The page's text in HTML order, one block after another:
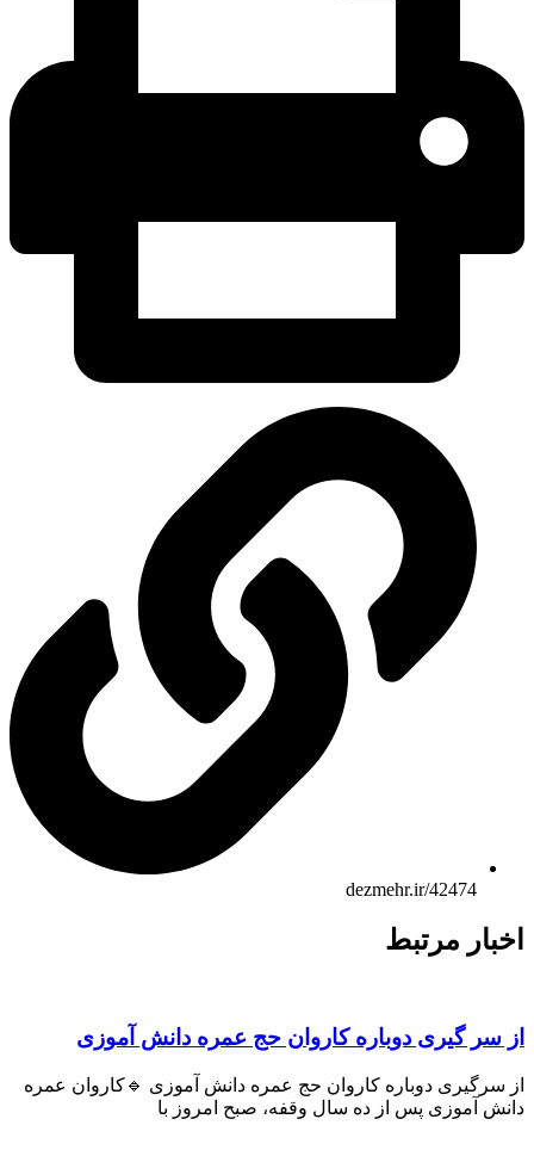
dezmehr.ir/42474
مرتبط
سر گیری دوباره کاروان حج عمره دانش آموزی
سرگیری دوباره کاروان حج عمره دانش آموزی 🔹کاروان عمره
آموزی پس از ده سال وقفه، صبح امروز با